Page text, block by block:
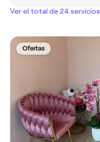
Ver el total de 24 servicios
Ofertas